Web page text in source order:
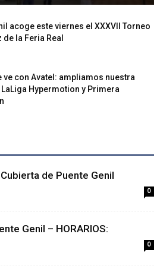
acoge este viernes el XXXVII Torneo
la Feria Real
ve con Avatel: ampliamos nuestra
Hypermotion y Primera
de Puente Genil
0
Genil – HORARIOS:
0